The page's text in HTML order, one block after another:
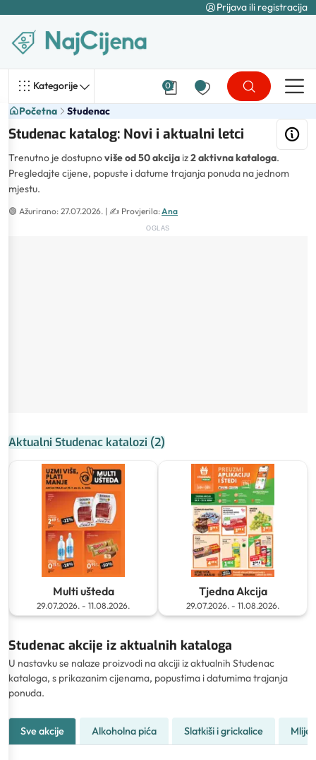
Prijava ili registracija
Kategorije 0
Početna Studenac
Studenac katalog: Novi i aktualni letci
Trenutno je dostupnoviše od 50 akcija iz2 aktivna kataloga.
Pregledajte cijene, popuste i datume trajanja ponuda na jednom
mjestu.
🟢 Ažurirano: 27.07.2026. | ✍️ Provjerila:Ana
OGLAS
Aktualni Studenac katalozi (2)
Multi ušteda
29.07.2026. - 11.08.2026.
Tjedna Akcija
29.07.2026. - 11.08.2026.
Studenac akcije iz aktualnih kataloga
U nastavku se nalaze proizvodi na akciji iz aktualnih Studenac
kataloga, s prikazanim cijenama, popustima i datumima trajanja
ponuda.
Sve akcije Alkoholna pića Slatkiši i grickalice